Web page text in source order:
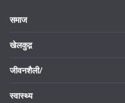
समाज
खेलकुद़़
जीवनशैली/
स्वास्थ्य